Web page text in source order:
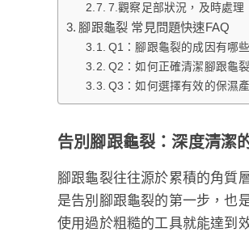
7.觀察足部狀況，及時處理
腳跟龜裂 常見問題快速FAQ
Q1：腳跟龜裂的成因有哪些
Q2：如何正確清潔腳跟龜
Q3：如何選擇有效的保濕
告別腳跟龜裂：深度清潔
腳跟龜裂往往源於累積的角質
是告別腳跟龜裂的第一步，也
使用過於粗糙的工具就能達到